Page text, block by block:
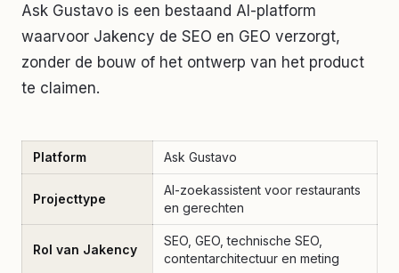
Ask Gustavo is een bestaand AI-platform
waarvoor Jakency de SEO en GEO verzorgt,
zonder de bouw of het ontwerp van het product
te claimen.
Platform Ask Gustavo
Projecttype
AI-zoekassistent voor restaurants
en gerechten
Rol van Jakency
SEO, GEO, technische SEO,
contentarchitectuur en meting